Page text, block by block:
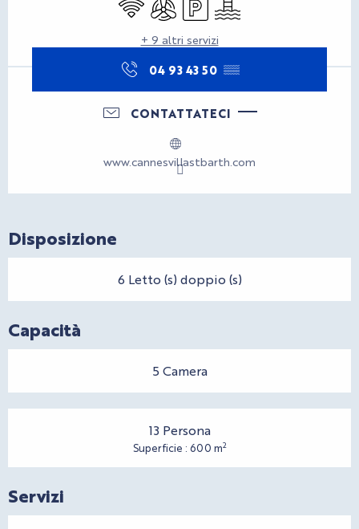
+ 9 altri servizi
04 93 43 50 ▒▒
CONTATTATECI
www.cannesvillastbarth.com
Disposizione
6 Letto (s) doppio (s)
Capacità
5 Camera
13 Persona
Superficie : 600 m2
Servizi